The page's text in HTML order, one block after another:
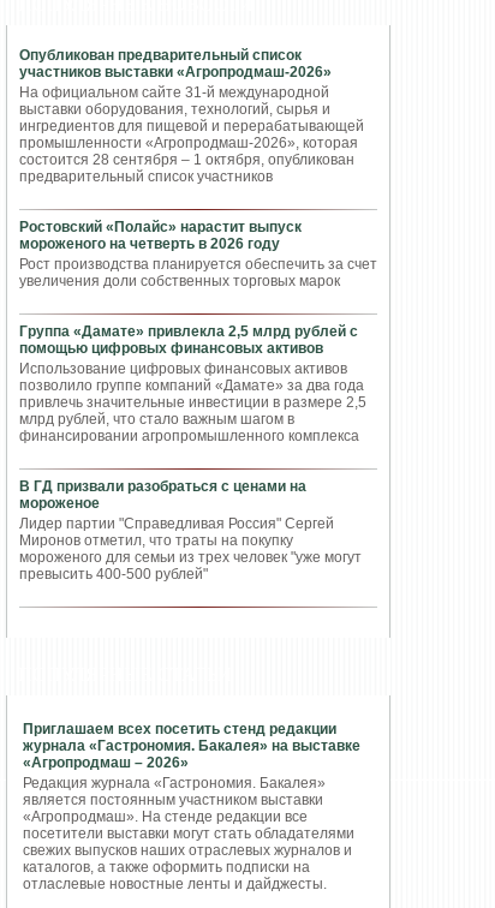
Опубликован предварительный список
участников выставки «Агропродмаш-2026»
На официальном сайте 31-й международной
выставки оборудования, технологий, сырья и
ингредиентов для пищевой и перерабатывающей
промышленности «Агропродмаш-2026», которая
состоится 28 сентября – 1 октября, опубликован
предварительный список участников
Ростовский «Полайс» нарастит выпуск
мороженого на четверть в 2026 году
Рост производства планируется обеспечить за счет
увеличения доли собственных торговых марок
Группа «Дамате» привлекла 2,5 млрд рублей с
помощью цифровых финансовых активов
Использование цифровых финансовых активов
позволило группе компаний «Дамате» за два года
привлечь значительные инвестиции в размере 2,5
млрд рублей, что стало важным шагом в
финансировании агропромышленного комплекса
В ГД призвали разобраться с ценами на
мороженое
Лидер партии "Справедливая Россия" Сергей
Миронов отметил, что траты на покупку
мороженого для семьи из трех человек "уже могут
превысить 400-500 рублей"
Приглашаем всех посетить стенд редакции
журнала «Гастрономия. Бакалея» на выставке
«Агропродмаш – 2026»
Редакция журнала «Гастрономия. Бакалея»
является постоянным участником выставки
«Агропродмаш». На стенде редакции все
посетители выставки могут стать обладателями
свежих выпусков наших отраслевых журналов и
каталогов, а также оформить подписки на
отласлевые новостные ленты и дайджесты.